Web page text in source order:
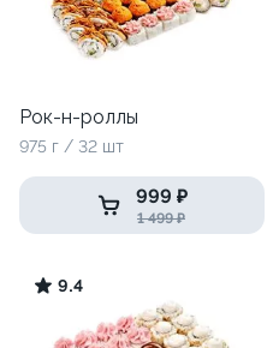
Рок-н-роллы
975 г / 32 шт
999 ₽
1 499 ₽
9.4